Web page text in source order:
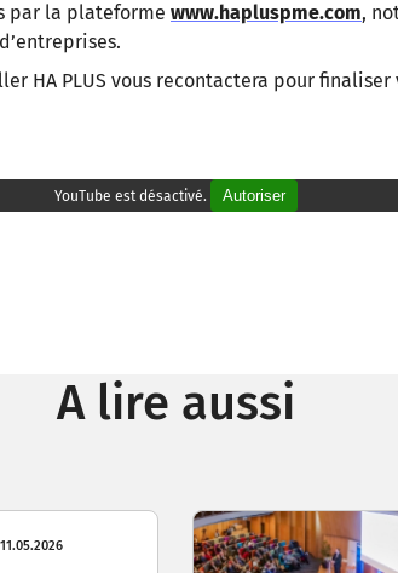
par la plateforme www.hapluspme.com,
HA PLUS vous recontactera pour
YouTube est désactivé. Autoriser
A lire aussi
11.05.2026